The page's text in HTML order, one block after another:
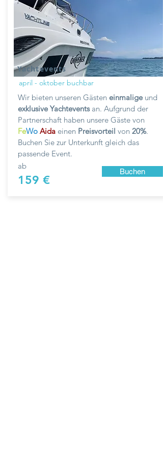
Yachtevents
april - oktober buchbar
Wir bieten unseren Gästen einmalige und
exklusive Yachteventsan. Aufgrund der
Partnerschaft haben unsere Gäste von
FeWo Aida einen Preisvorteil von 20%.
Buchen Sie zur Unterkunft gleich das
passende Event.
ab
159 €
Buchen